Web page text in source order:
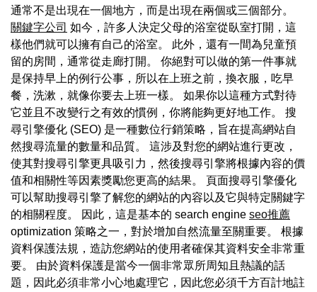
通常不是出現在一個地方，而是出現在兩個或三個部分。
關鍵字公司 如今，許多人決定父母的浴室從臥室打開，這
樣他們就可以擁有自己的浴室。 此外，還有一間為兒童預
留的房間，通常從走廊打開。 你絕對可以做的第一件事就
是保持早上的例行公事，所以在上班之前，換衣服，吃早
餐，洗漱，就像你要去上班一樣。 如果你以這種方式對待
它並且不改變行之有效的慣例，你將能夠更好地工作。 搜
尋引擎優化 (SEO) 是一種數位行銷策略，旨在提高網站自
然搜尋流量的數量和品質。 這涉及對您的網站進行更改，
使其對搜尋引擎更具吸引力，然後搜尋引擎將根據內容的價
值和相關性等因素獎勵您更高的結果。 頁面搜尋引擎優化
可以幫助搜尋引擎了解您的網站的內容以及它與特定關鍵字
的相關程度。 因此，這是基本的 search engine seo推薦
optimization 策略之一，對於增加自然流量至關重要。 根據
資料保護法規，造訪您網站的使用者確保其資料安全非常重
要。 由於資料保護是當今一個非常眾所周知且熱議的話
題，因此必須非常小心地處理它，因此您必須千方百計地註